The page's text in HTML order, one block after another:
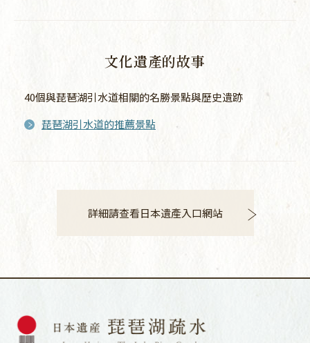
文化遺產的故事
40個與琵琶湖引水道相關的名勝景點與歷史遺跡
琵琶湖引水道的推薦景點
詳細請查看日本遺產入口網站